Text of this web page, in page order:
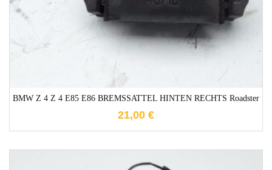
BMW Z 4 Z 4 E85 E86 BREMSSATTEL HINTEN RECHTS Roadster
21,00 €